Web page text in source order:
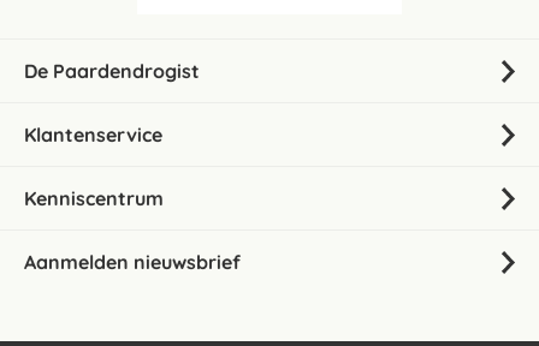
De Paardendrogist
Klantenservice
Kenniscentrum
Aanmelden nieuwsbrief